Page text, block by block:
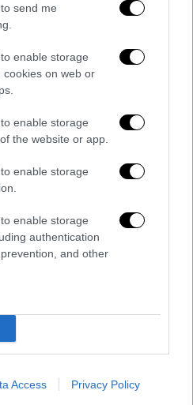
send me
enable storage
cookies on web or
enable storage
the website or app.
enable storage
enable storage
authentication
and other
Access Privacy Policy
απόφαση: να
και να ιδρύσουν
σε μια φτωχή χώρα. Η
και από
πυροδοτεί
και ξεκαρδιστικές
συγκρούσεις μέσα
Κούρκουλα και ο
ενσαρκώνουν το
ιστορία που
χιούμορ και την
άμεσα με δική σας ευθύνη. Το